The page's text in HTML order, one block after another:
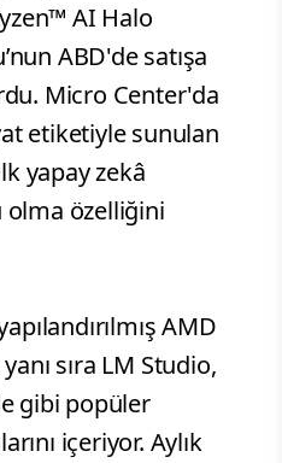
AI Halo
ABD'de satışa
Micro Center'da
etiketiyle sunulan
yapay zekâ
özelliğini
AMD
yanı sıra LM Studio,
gibi popüler
içeriyor. Aylık